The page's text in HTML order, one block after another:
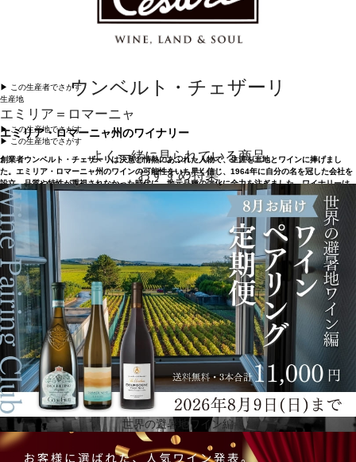
ウンベルト・チェザーリ
エミリア・ロマーニャ州のワイナリー
創業者ウンベルト・チェザーリは決意と情熱にあふれた人物で、生涯を土地とワインに捧げまし
た。エミリア・ロマーニャ州のワインの可能性をいち早く信じ、1964年に自分の名を冠した会社を
設立。品質や特性が重視されなかった時代に、地元品種の強化に全力を注ぎました。ワイナリーは
イタリアのエミリア・ロマーニャ州（北はヴェネト州、南はトスカーナ州に隣接）のボローニャ近
郊、カステル・サン・ピエトロ・テルメにあります。サンジョヴェーゼをはじめ、アルバナ、ピニ
ョレット、トレッビアーノなど地域特有の葡萄品種を積極的に使い、エミリア・ロマーニャの評判
を変えてきました。現在、ウンベルト・チェザーリは、サンジョヴェーゼの世界大使と評されてい
ます。
▶︎ この生産者でさがす
生産地
エミリア＝ロマーニャ
▶︎ この生産地でさがす
▶︎ この生産地でさがす
よく一緒に見られている商品
おすすめ特集
世界の避暑地ワイン編